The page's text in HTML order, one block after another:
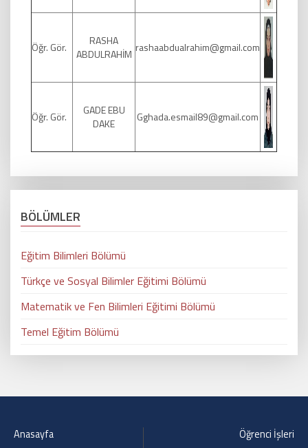
Öğr. Gör.
RASHA
ABDULRAHİM rashaabdualrahim@gmail.com
Öğr. Gör.
GADE EBU
DAKE
Gghada.esmail89@gmail.com
BÖLÜMLER
Eğitim Bilimleri Bölümü
Türkçe ve Sosyal Bilimler Eğitimi Bölümü
Matematik ve Fen Bilimleri Eğitimi Bölümü
Temel Eğitim Bölümü
Anasayfa
Öğrenci İşleri